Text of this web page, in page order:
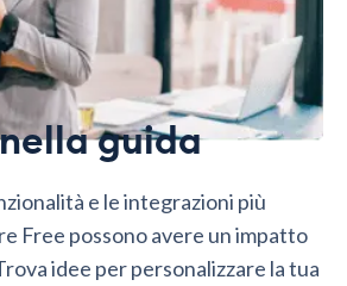
guida
e le integrazioni più
Free possono avere un impatto
idee per personalizzare la tua